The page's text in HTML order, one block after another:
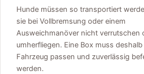
Hunde müssen so transportiert
sie bei Vollbremsung oder einem
Ausweichmanöver nicht verrutschen
umherfliegen. Eine Box muss deshalb
Fahrzeug passen und zuverlässig
werden.